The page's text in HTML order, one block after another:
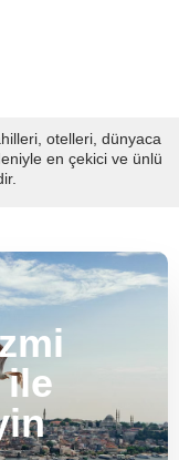
otelleri, dünyaca
en çekici ve ünlü
ile